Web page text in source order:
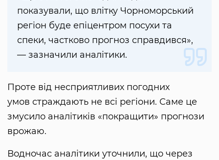
показували, що влітку Чорноморський
регіон буде епіцентром посухи та
спеки, частково прогноз справдився»,
— зазначили аналітики.
Проте від несприятливих погодних
умов страждають не всі регіони. Саме це
змусило аналітиків «покращити» прогнози
врожаю.
Водночас аналітики уточнили, що через